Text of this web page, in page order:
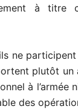
à titre
ne
plutôt un
à l’armée
des